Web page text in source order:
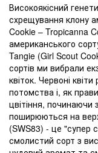
Високоякісний
схрещування клону
Cookie – Tropicanna
американського
Tangie (Girl Scout
сортів ми вибрали
квіток. Червоні
потомства і, як
цвітіння, починаючи з
поширюються на
(SWS83) - це "супер
смолистий сорт з